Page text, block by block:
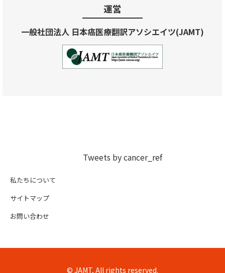
運営
一般社団法人 日本癌医療翻訳アソシエイツ(JAMT)
Tweets by cancer_ref
私たちについて
サイトマップ
お問い合わせ
© JAMT, All rights reserved.